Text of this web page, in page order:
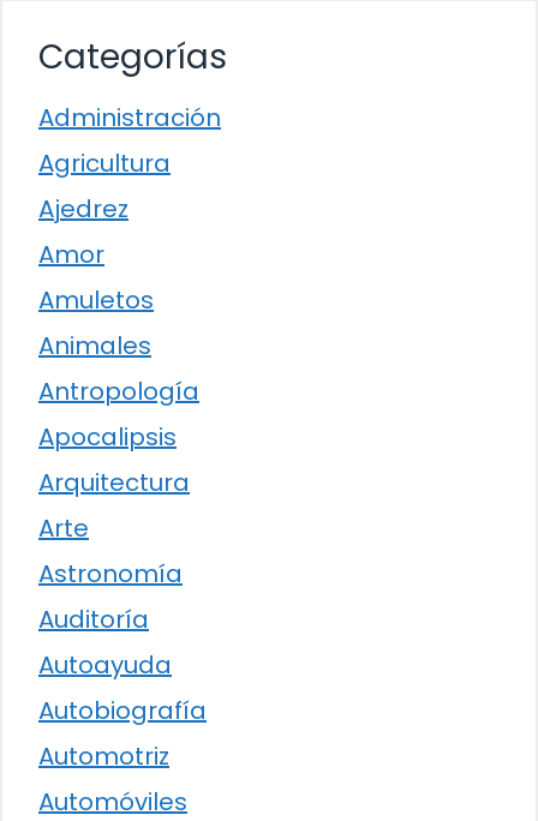
Categorías
Administración
Agricultura
Ajedrez
Amor
Amuletos
Animales
Antropología
Apocalipsis
Arquitectura
Arte
Astronomía
Auditoría
Autoayuda
Autobiografía
Automotriz
Automóviles